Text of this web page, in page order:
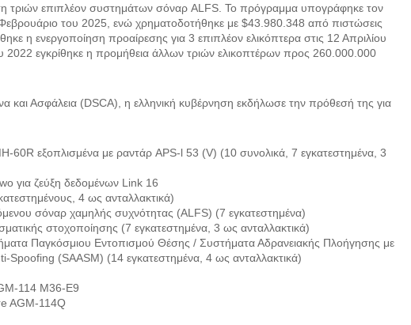
τριών επιπλέον συστημάτων σόναρ ALFS. Το πρόγραμμα υπογράφηκε τον
Φεβρουάριο του 2025, ενώ χρηματοδοτήθηκε με $43.980.348 από πιστώσεις
η ενεργοποίηση προαίρεσης για 3 επιπλέον ελικόπτερα στις 12 Απριλίου
εγκρίθηκε η προμήθεια άλλων τριών ελικοπτέρων προς 260.000.000
και Ασφάλεια (DSCA), η ελληνική κυβέρνηση εκδήλωσε την πρόθεσή της για
εξοπλισμένα με ραντάρ APS-l 53 (V) (10 συνολικά, 7 εγκατεστημένα, 3
για ζεύξη δεδομένων Link 16
4 ως ανταλλακτικά)
σόναρ χαμηλής συχνότητας (ALFS) (7 εγκατεστημένα)
στοχοποίησης (7 εγκατεστημένα, 3 ως ανταλλακτικά)
Παγκόσμιου Εντοπισμού Θέσης / Συστήματα Αδρανειακής Πλοήγησης με
Spoofing (SAASM) (14 εγκατεστημένα, 4 ως ανταλλακτικά)
114 M36-E9
AGM-114Q